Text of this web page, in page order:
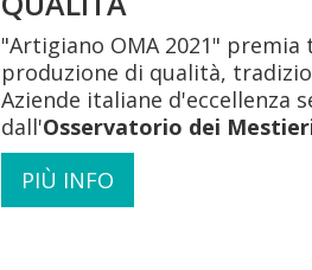
"Artigiano OMA 2021" premia
produzione di qualità,
Aziende italiane d'eccellenza
dall'Osservatorio dei
PIÙ INFO